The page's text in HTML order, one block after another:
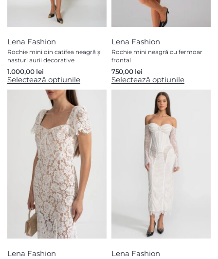
Lena Fashion
Rochie mini din catifea neagră și
nasturi aurii decorative
1.000,00 lei
Selectează opțiunile
Lena Fashion
Rochie mini neagră cu fermoar
frontal
750,00 lei
Selectează opțiunile
Lena Fashion Lena Fashion